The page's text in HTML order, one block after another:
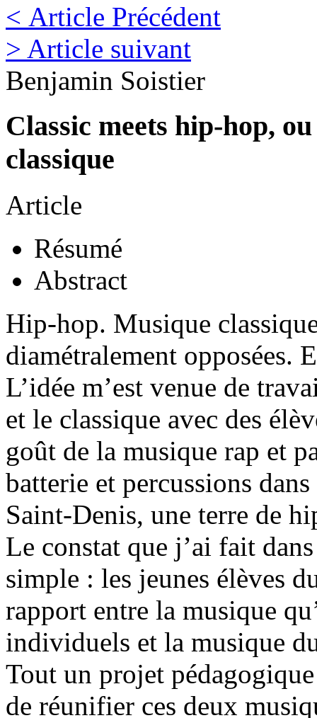
< Article Précédent
> Article suivant
Benjamin Soistier
Classic meets hip-hop,
classique
Article
Résumé
Abstract
Hip-hop. Musique
diamétralement opposées.
L’idée m’est venue de
et le classique avec des
goût de la musique rap et
batterie et percussions
Saint-Denis, une terre de
Le constat que j’ai fait
simple : les jeunes élèves
rapport entre la musique
individuels et la musique
Tout un projet
de réunifier ces deux